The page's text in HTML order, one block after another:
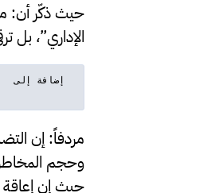
حيث ذكّر أن:
الإداري”، بل
مردفاً: إن
وحجم
حيث إن إعاقة